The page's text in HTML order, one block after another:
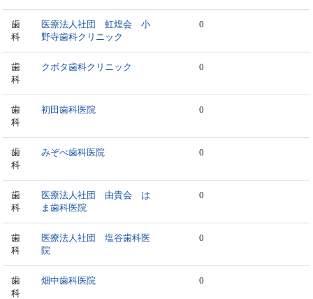
歯
科
医療法人社団 虹煌会 小
野寺歯科クリニック
0
歯
科
クボタ歯科クリニック 0
歯
科
初田歯科医院 0
歯
科
みぞべ歯科医院 0
歯
科
医療法人社団 由貴会 は
ま歯科医院
0
歯
科
医療法人社団 塩谷歯科医
院
0
歯
科
畑中歯科医院 0